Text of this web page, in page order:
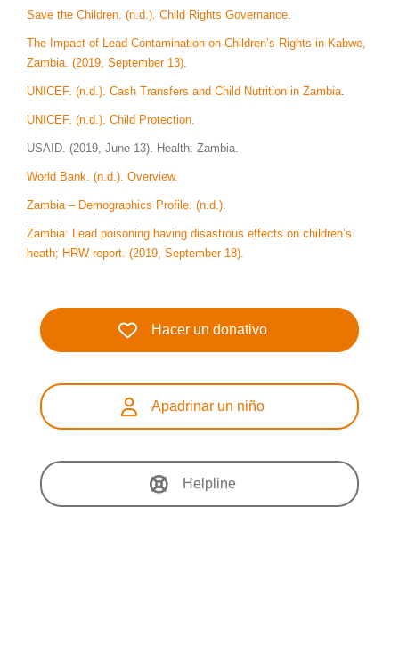
Save the Children. (n.d.). Child Rights Governance.
The Impact of Lead Contamination on Children’s Rights in Kabwe,
Zambia. (2019, September 13).
UNICEF. (n.d.). Cash Transfers and Child Nutrition in Zambia.
UNICEF. (n.d.). Child Protection.
USAID. (2019, June 13). Health: Zambia.
World Bank. (n.d.). Overview.
Zambia – Demographics Profile. (n.d.).
Zambia: Lead poisoning having disastrous effects on children’s
heath; HRW report. (2019, September 18).
Hacer un donativo
Apadrinar un niño
Helpline